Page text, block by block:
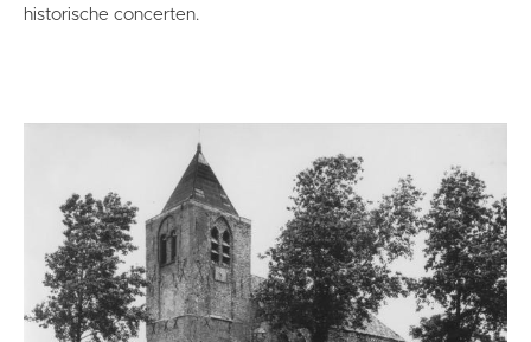
historische concerten.